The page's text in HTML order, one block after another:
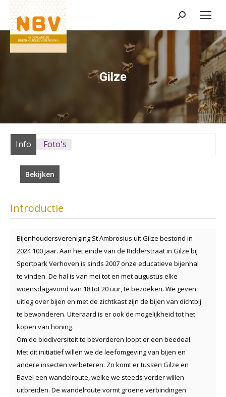
Zoeken:
Gilze
Info Foto's
Bekijken
Introductie
Bijenhoudersvereniging St Ambrosius uit Gilze bestond in
2024 100 jaar. Aan het einde van de Ridderstraat in Gilze bij
Sportpark Verhoven is sinds 2007 onze educatieve bijenhal
te vinden. De hal is van mei tot en met augustus elke
woensdagavond van 18 tot 20 uur, te bezoeken. We geven
uitleg over bijen en met de zichtkast zijn de bijen van dichtbij
te bewonderen. Uiteraard is er ook de mogelijkheid tot het
kopen van honing.
Om de biodiversiteit te bevorderen loopt er een beedeal.
Met dit initiatief willen we de leefomgeving van bijen en
andere insecten verbeteren. Zo komt er tussen Gilze en
Bavel een wandelroute, welke we steeds verder willen
uitbreiden. De wandelroute vormt groene verbindingen